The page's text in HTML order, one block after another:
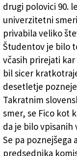
drugi polovici 90.
univerzitetni
privabila veliko
Študentov je bilo
včasih prirejati
bil sicer
desetletje
Takratnim
smer, se Fico kot
da je bilo vpisanih
Se pa poznejšega
predsednika